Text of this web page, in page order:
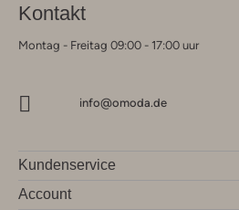
Kontakt
Montag - Freitag 09:00 - 17:00 uur
info@omoda.de
Kundenservice
Account